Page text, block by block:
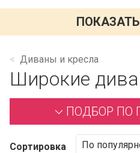
Диваны и кресла
Широкие
ПОДБОР ПО
Сортировка